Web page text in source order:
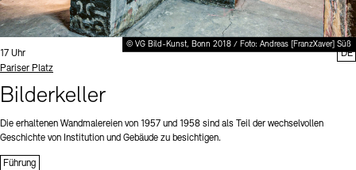
© VG Bild-Kunst, Bonn 2018 / Foto: Andreas [FranzXaver] Süß
Uhrzeit:
17 Uhr
Standort
Pariser Platz
Bilderkeller
Die erhaltenen Wandmalereien von 1957 und 1958 sind als Teil der wechselvollen
Geschichte von Institution und Gebäude zu besichtigen.
Führung
DE